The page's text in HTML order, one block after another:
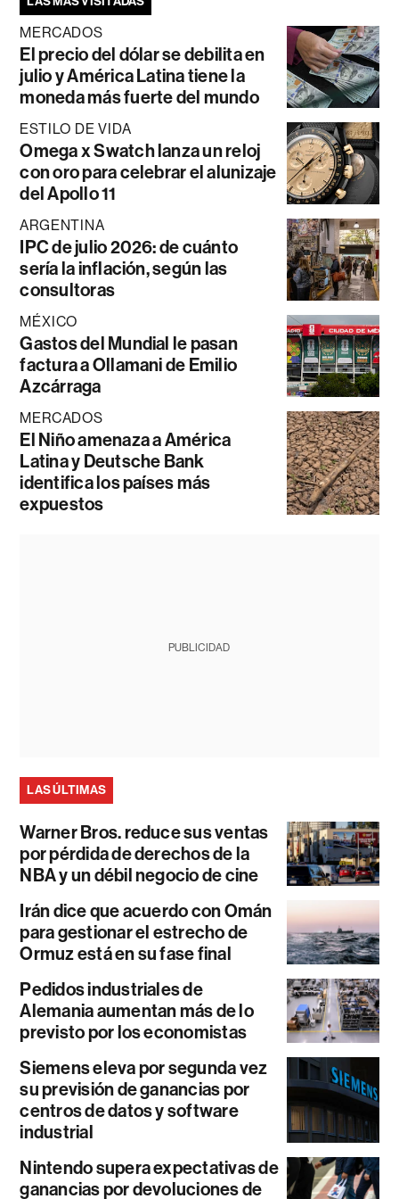
MERCADOS
El precio del dólar se debilita en
julio y América Latina tiene la
moneda más fuerte del mundo
ESTILO DE VIDA
Omega x Swatch lanza un reloj
con oro para celebrar el alunizaje
del Apollo 11
ARGENTINA
IPC de julio 2026: de cuánto
sería la inflación, según las
consultoras
MÉXICO
Gastos del Mundial le pasan
factura a Ollamani de Emilio
Azcárraga
MERCADOS
El Niño amenaza a América
Latina y Deutsche Bank
identifica los países más
expuestos
PUBLICIDAD
LAS ÚLTIMAS
Warner Bros. reduce sus ventas
por pérdida de derechos de la
NBA y un débil negocio de cine
Irán dice que acuerdo con Omán
para gestionar el estrecho de
Ormuz está en su fase final
Pedidos industriales de
Alemania aumentan más de lo
previsto por los economistas
Siemens eleva por segunda vez
su previsión de ganancias por
centros de datos y software
industrial
Nintendo supera expectativas de
ganancias por devoluciones de